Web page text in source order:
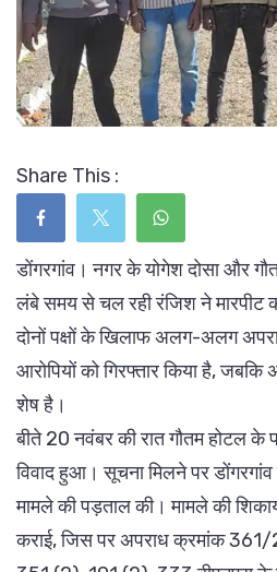
Share This :
डोंगरगांव। नगर के योगेश दोसा और
लंबे समय से चल रही रंजिश ने मारपीट
दोनों पक्षों के खिलाफ अलग-अलग
आरोपियों को गिरफ्तार किया है, जबकि
शेष है।
बीते 20 नवंबर की रात गौतम होटल के
विवाद हुआ। सूचना मिलने पर
मामले की पड़ताल की। मामले की
कराई, जिस पर अपराध क्रमांक